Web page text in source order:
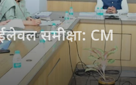
समीक्षा: CM
और एग्रीस्टैक
करने वाले